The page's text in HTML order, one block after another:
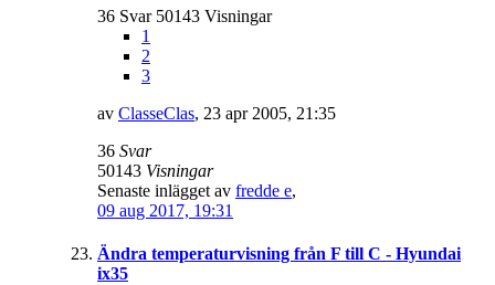
36 Svar 50143 Visningar
1
2
3
av ClasseClas, 23 apr 2005, 21:35
36 Svar
50143 Visningar
Senaste inlägget av fredde e,
09 aug 2017, 19:31
Ändra temperaturvisning från F till C - Hyundai
ix35